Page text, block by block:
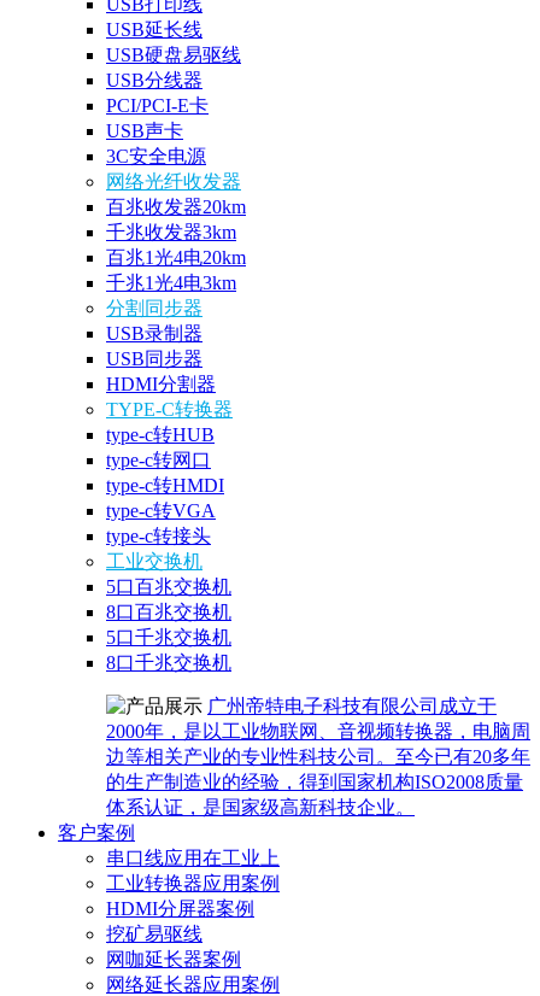
USB打印线
USB延长线
USB硬盘易驱线
USB分线器
PCI/PCI-E卡
USB声卡
3C安全电源
网络光纤收发器
百兆收发器20km
千兆收发器3km
百兆1光4电20km
千兆1光4电3km
分割同步器
USB录制器
USB同步器
HDMI分割器
TYPE-C转换器
type-c转HUB
type-c转网口
type-c转HMDI
type-c转VGA
type-c转接头
工业交换机
5口百兆交换机
8口百兆交换机
5口千兆交换机
8口千兆交换机
广州帝特电子科技有限公司成立于
2000年，是以工业物联网、音视频转换器，电脑周
边等相关产业的专业性科技公司。至今已有20多年
的生产制造业的经验，得到国家机构ISO2008质量
体系认证，是国家级高新科技企业。
客户案例
串口线应用在工业上
工业转换器应用案例
HDMI分屏器案例
挖矿易驱线
网咖延长器案例
网络延长器应用案例